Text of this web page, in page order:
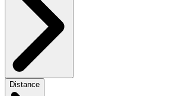
Distance